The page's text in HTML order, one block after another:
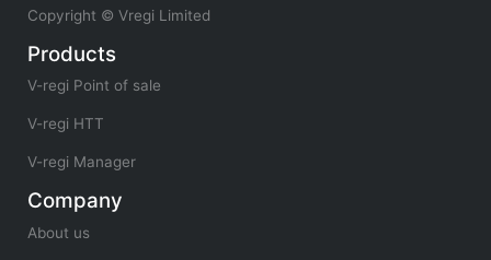
Copyright © Vregi Limited
Products
V-regi Point of sale
V-regi HTT
V-regi Manager
Company
About us